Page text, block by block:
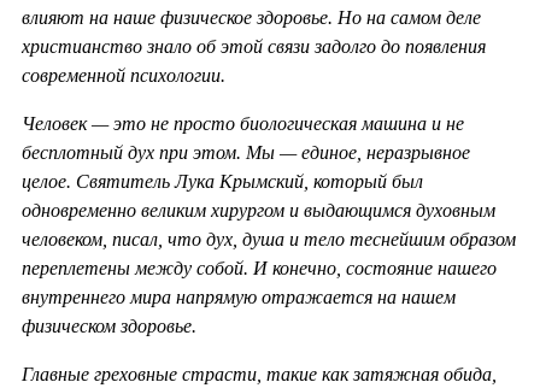
влияют на наше физическое здоровье. Но на самом деле
христианство знало об этой связи задолго до появления
современной психологии.
Человек — это не просто биологическая машина и не
бесплотный дух при этом. Мы — единое, неразрывное
целое. Святитель Лука Крымский, который был
одновременно великим хирургом и выдающимся духовным
человеком, писал, что дух, душа и тело теснейшим образом
переплетены между собой. И конечно, состояние нашего
внутреннего мира напрямую отражается на нашем
физическом здоровье.
Главные греховные страсти, такие как затяжная обида,